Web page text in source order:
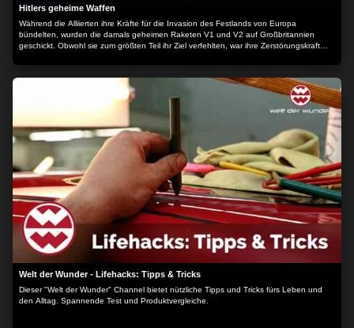
Hitlers geheime Waffen
Während die Alliierten ihre Kräfte für die Invasion des Festlands von Europa
bündelten, wurden die damals geheimen Raketen V1 und V2 auf Großbritannien
geschickt. Obwohl sie zum größten Teil ihr Ziel verfehlten, war ihre Zerstörungskraft
Feinde voran, um den Krieg doch noch zu gewinnen. Wären sie zum Einsatz
gekommen, hätte der Krieg eine überraschende Wende genommen. Der Inhalt wird
bereitgestellt von: PLAION PICTURES GmbH, Lochhamer Str. 9, 82152
Welt der Wunder - Lifehacks: Tipps & Tricks
Dieser "Welt der Wunder" Channel bietet nützliche Tipps und Tricks fürs Leben und
den Alltag. Spannende Test und Produktvergleiche.